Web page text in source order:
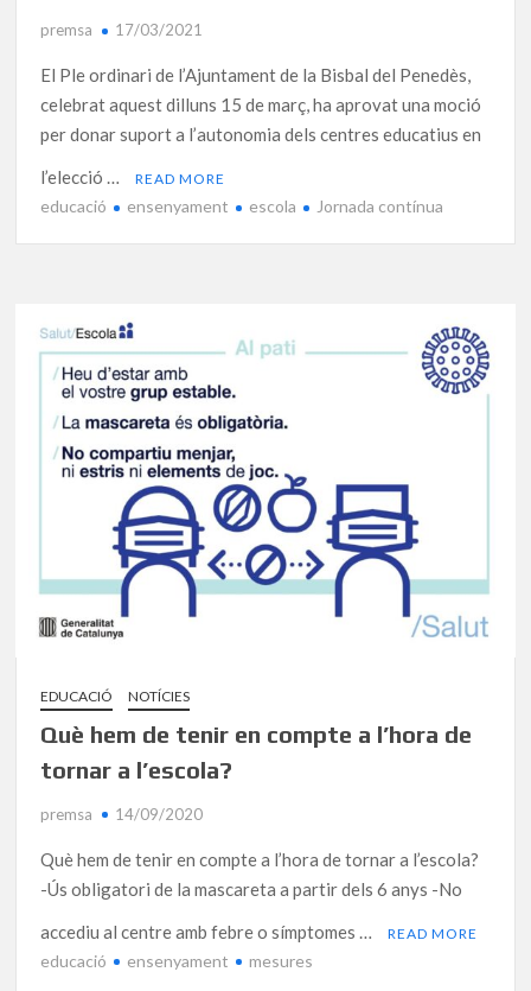
premsa 17/03/2021
El Ple ordinari de l’Ajuntament de la Bisbal del Penedès,
celebrat aquest dilluns 15 de març, ha aprovat una moció
per donar suport a l’autonomia dels centres educatius en
l’elecció …
READ MORE
educació ensenyament escola Jornada contínua
EDUCACIÓ NOTÍCIES
Què hem de tenir en compte a l’hora de
tornar a l’escola?
premsa 14/09/2020
Què hem de tenir en compte a l’hora de tornar a l’escola?
-Ús obligatori de la mascareta a partir dels 6 anys -No
accediu al centre amb febre o símptomes …
READ MORE
educació ensenyament mesures